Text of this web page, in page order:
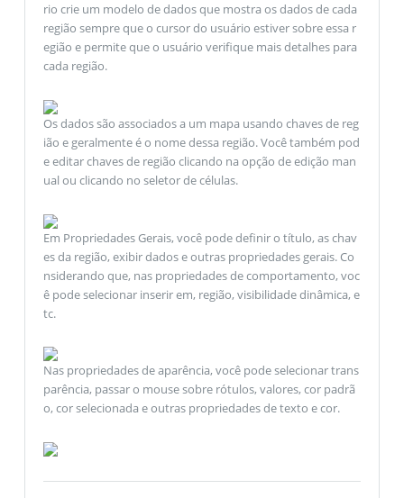
rio crie um modelo de dados que mostra os dados de cada
região sempre que o cursor do usuário estiver sobre essa r
egião e permite que o usuário verifique mais detalhes para
cada região.
Os dados são associados a um mapa usando chaves de reg
ião e geralmente é o nome dessa região. Você também pod
e editar chaves de região clicando na opção de edição man
ual ou clicando no seletor de células.
Em Propriedades Gerais, você pode definir o título, as chav
es da região, exibir dados e outras propriedades gerais. Co
nsiderando que, nas propriedades de comportamento, voc
ê pode selecionar inserir em, região, visibilidade dinâmica, e
tc.
Nas propriedades de aparência, você pode selecionar trans
parência, passar o mouse sobre rótulos, valores, cor padrã
o, cor selecionada e outras propriedades de texto e cor.